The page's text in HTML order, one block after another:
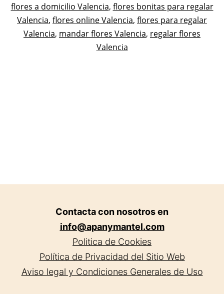
Flores
a
Flores
flores a domicilio Valencia, flores bonitas para regalar
Valencia, flores online Valencia, flores para regalar
Valencia, mandar flores Valencia, regalar flores
Valencia
Contacta con nosotros en
info@apanymantel.com
Politica de Cookies
Política de Privacidad del Sitio Web
Aviso legal y Condiciones Generales de Uso